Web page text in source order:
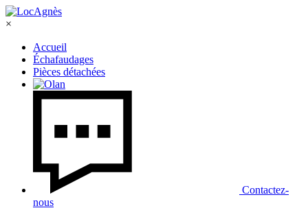
×
Accueil
Échafaudages
Pièces détachées
Contactez-
nous